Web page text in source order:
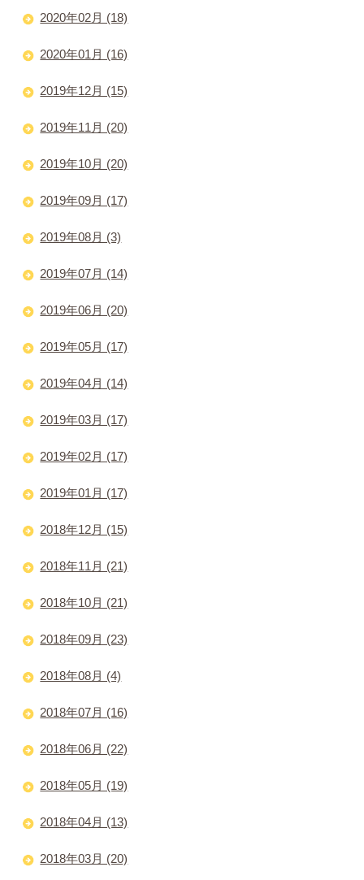
2020年02月 (18)
2020年01月 (16)
2019年12月 (15)
2019年11月 (20)
2019年10月 (20)
2019年09月 (17)
2019年08月 (3)
2019年07月 (14)
2019年06月 (20)
2019年05月 (17)
2019年04月 (14)
2019年03月 (17)
2019年02月 (17)
2019年01月 (17)
2018年12月 (15)
2018年11月 (21)
2018年10月 (21)
2018年09月 (23)
2018年08月 (4)
2018年07月 (16)
2018年06月 (22)
2018年05月 (19)
2018年04月 (13)
2018年03月 (20)